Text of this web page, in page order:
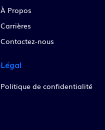
À Propos
Carrières
Contactez-nous
Légal
Politique de confidentialité